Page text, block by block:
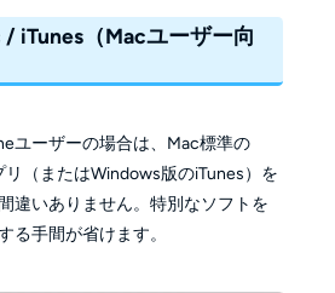
iTunes（Macユーザー向
ユーザーの場合は、Mac標準の
リ（またはWindows版のiTunes）を
違いありません。特別なソフトを
る手間が省けます。